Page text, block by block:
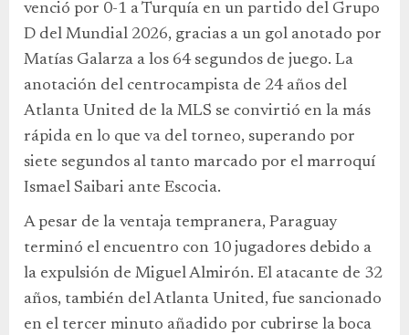
venció por 0-1 a Turquía en un partido del Grupo
D del Mundial 2026, gracias a un gol anotado por
Matías Galarza a los 64 segundos de juego. La
anotación del centrocampista de 24 años del
Atlanta United de la MLS se convirtió en la más
rápida en lo que va del torneo, superando por
siete segundos al tanto marcado por el marroquí
Ismael Saibari ante Escocia.
A pesar de la ventaja tempranera, Paraguay
terminó el encuentro con 10 jugadores debido a
la expulsión de Miguel Almirón. El atacante de 32
años, también del Atlanta United, fue sancionado
en el tercer minuto añadido por cubrirse la boca